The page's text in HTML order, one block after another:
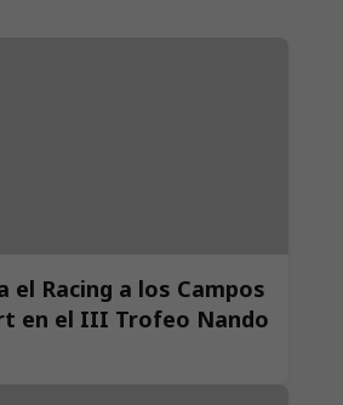
Racing a los Campos
en el III Trofeo Nando